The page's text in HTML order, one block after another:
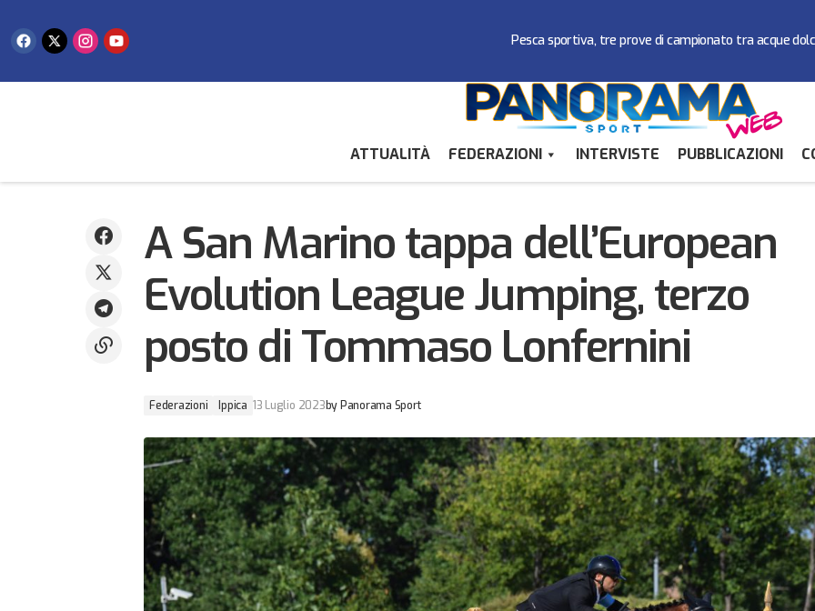
Pesca sportiva, tre prove di campionato tra acque
ATTUALITÀ FEDERAZIONI INTERVISTE PUBBLICAZIONI
A San Marino tappa dell’European
Evolution League Jumping, terzo
posto di Tommaso Lonfernini
Federazioni Ippica 13 Luglio 2023by Panorama Sport